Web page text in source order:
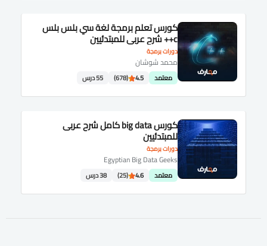
دورات برمجة
كورس تعلم برمجة لغة سي بلس بلس
c++ شرح عربى للمبتدئيين
محمد شوشان
معتمد 4.5
(678) 55 درس
دورات برمجة
كورس big data كامل شرح عربى
للمبتدئيين
Egyptian Big Data Geeks
معتمد 4.6
(25) 38 درس